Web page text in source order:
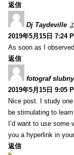
返信
Dj Taydeville
2019年5月15日 7:24
As soon as I
返信
fotograf
2019年5月15日 9:05
Nice post. I study
be stimulating to
I’d want to use some
you a hyperlink in
返信